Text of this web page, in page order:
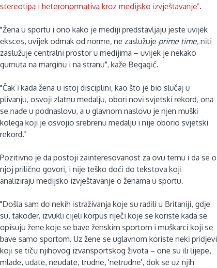
stereotipa i heteronormativa kroz medijsko izvještavanje".
"Žena u sportu i ono kako je mediji predstavljaju jeste uvijek
eksces, uvijek odmak od norme, ne zaslužuje prime time, niti
zaslužuje centralni prostor u medijima – uvijek je nekako
gurnuta na marginu i na stranu", kaže Begagić.
"Čak i kada žena u istoj disciplini, kao što je bio slučaj u
plivanju, osvoji zlatnu medalju, obori novi svjetski rekord, ona
se nađe u podnaslovu, a u glavnom naslovu je njen muški
kolega koji je osvojio srebrenu medalju i nije oborio svjetski
rekord."
Pozitivno je da postoji zainteresovanost za ovu temu i da se o
njoj prilično govori, i nije teško doći do tekstova koji
analiziraju medijsko izvještavanje o ženama u sportu.
"Došla sam do nekih istraživanja koje su radili u Britaniji, gdje
su, također, izvukli cijeli korpus riječi koje se koriste kada se
opisuju žene koje se bave ženskim sportom i muškarci koji se
bave samo sportom. Uz žene se uglavnom koriste neki pridjevi
koji se tiču njihovog izvansportskog života – one su ili lijepe,
mlade, udate, neudate, trudne, 'netrudne', dok se uz njih